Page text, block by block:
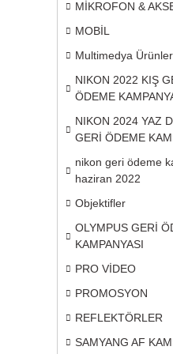
MİKROFON &
MOBİL
Multimedya
NIKON 2022 KIŞ
ÖDEME
NIKON 2024 YAZ
GERİ ÖDEME
nikon geri ödeme
haziran 2022
Objektifler
OLYMPUS GERİ
KAMPANYASI
PRO VİDEO
PROMOSYON
REFLEKTÖRLER
SAMYANG AF